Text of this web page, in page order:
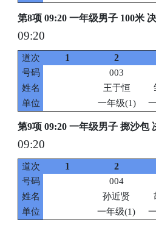
第8项 09:20 一年级男子 100米
09:20
道次 1 2
号码 003
姓名
王于恒
单位
一年级(1)
第9项 09:20 一年级男子 掷沙包
09:20
道次 1 2
号码 004
姓名
孙近贤
单位
一年级(1)